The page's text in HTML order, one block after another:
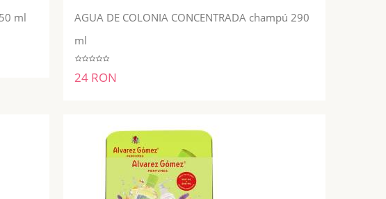
ml
AGUA DE COLONIA CONCENTRADA champú 290
ml
24 RON